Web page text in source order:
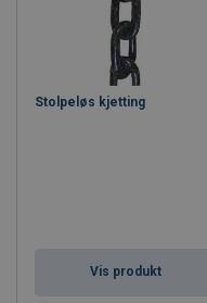
Stolpeløs kjetting
Vis produkt